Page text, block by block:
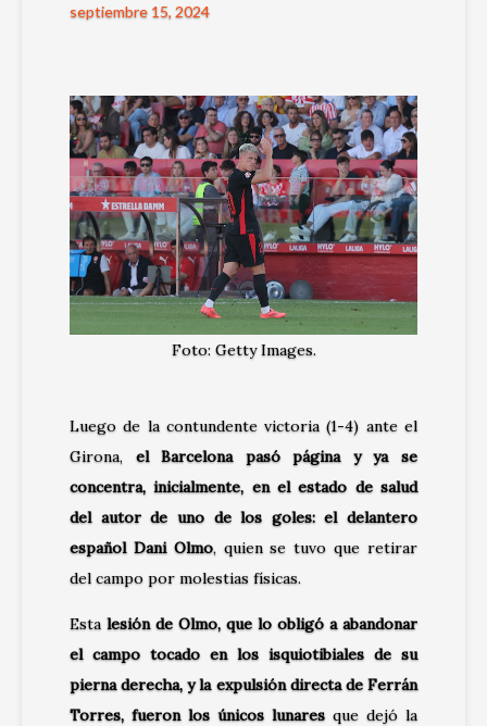
septiembre 15, 2024
Foto: Getty Images.
Luego de la contundente victoria (1-4) ante el
Girona, el Barcelona pasó página y ya se
concentra, inicialmente, en el estado de salud
del autor de uno de los goles: el delantero
español Dani Olmo, quien se tuvo que retirar
del campo por molestias físicas.
Esta lesión de Olmo, que lo obligó a abandonar
el campo tocado en los isquiotibiales de su
pierna derecha, y la expulsión directa de Ferrán
Torres, fueron los únicos lunares que dejó la